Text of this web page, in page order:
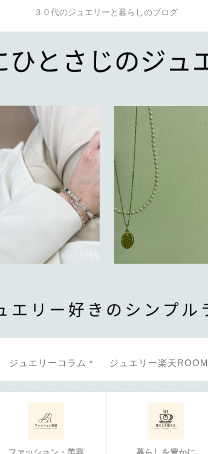
３０代のジュエリーと暮らしのブログ
ジュエリーコラム＊ ジュエリー楽天ROOM